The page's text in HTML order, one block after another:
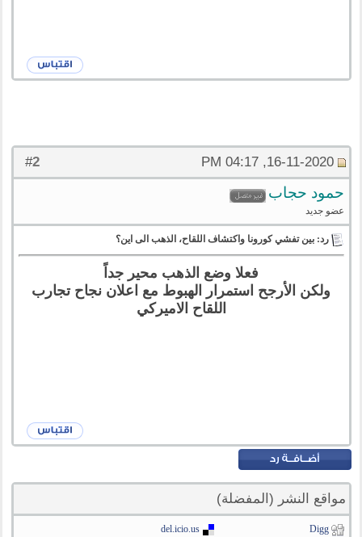
#
2 16-11-2020, 04:17 PM
حمود حجاب
عضو جديد
رد: بين تفشي كورونا واكتشاف اللقاح، الذهب الى اين؟
فعلا وضع الذهب محير جداً
ولكن الأرجح استمرار الهبوط مع اعلان نجاح تجارب
اللقاح الاميركي
مواقع النشر (المفضلة)
Digg
del.icio.us